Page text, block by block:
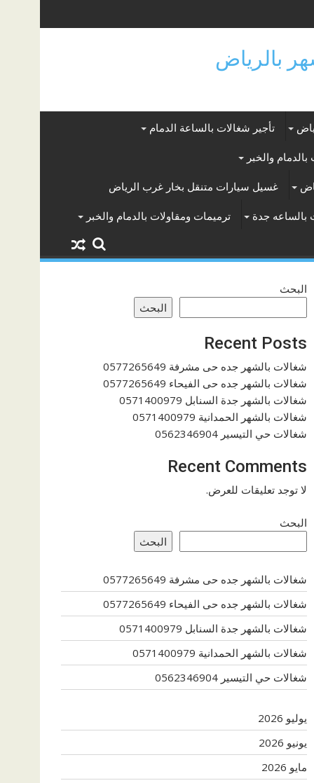
تأجير شغالات بالساعة الدمام
والخبر
غسيل سيارات متنقل بخار غرب الرياض
بالساعه جدة ترميمات ومقاولات بالدمام والخبر
البحث
البحث
Recent Posts
شغالات بالشهر جده حى مشرفة 0577265649
شغالات بالشهر جده حى الفيحاء 0577265649
شغالات بالشهر جدة السنابل 0571400979
شغالات بالشهر الحمدانية 0571400979
شغالات حي التيسير 0562346904
Recent Comments
لا توجد تعليقات للعرض.
البحث
البحث
شغالات بالشهر جده حى مشرفة 0577265649
شغالات بالشهر جده حى الفيحاء 0577265649
شغالات بالشهر جدة السنابل 0571400979
شغالات بالشهر الحمدانية 0571400979
شغالات حي التيسير 0562346904
يوليو 2026
يونيو 2026
مايو 2026